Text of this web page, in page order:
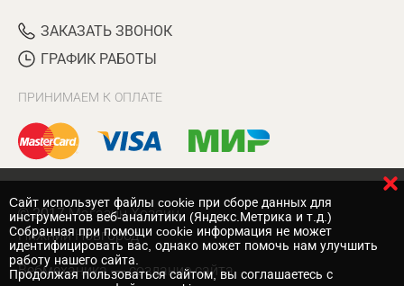
ЗАКАЗАТЬ ЗВОНОК
ГРАФИК РАБОТЫ
ПРИНИМАЕМ К ОПЛАТЕ
© 2017 Магазин Хозяин
Нижний Новгород
Вебмеханика — создание сайта
Cайт использует файлы cookie при сборе данных для
инструментов веб-аналитики (Яндекс.Метрика и т.д.)
Собранная при помощи cookie информация не может
идентифицировать вас, однако может помочь нам улучшить
работу нашего сайта.
Продолжая пользоваться сайтом, вы соглашаетесь с